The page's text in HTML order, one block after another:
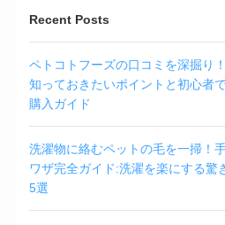
Recent Posts
ペトコトフーズの口コミを深掘り
知っておきたいポイントと初心者
購入ガイド
洗濯物に絡むペットの毛を一掃！
ワザ完全ガイド:洗濯を楽にする驚
5選